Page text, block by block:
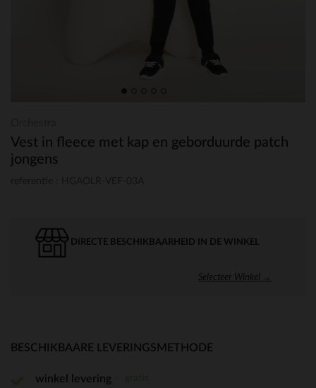
Vest in fleece met kap en geborduurde patch
jongens
DIRECTE BESCHIKBAARHEID IN DE WINKEL
Selecteer Winkel →
BESCHIKBAARE LEVERINGSMETHODE
winkel levering